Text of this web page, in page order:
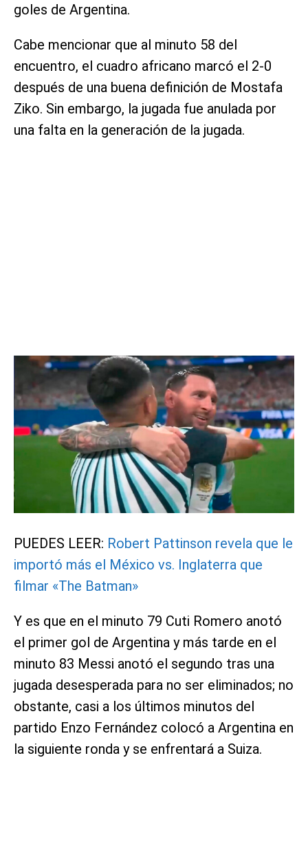
goles de Argentina.
Cabe mencionar que al minuto 58 del
encuentro, el cuadro africano marcó el 2-0
después de una buena definición de Mostafa
Ziko. Sin embargo, la jugada fue anulada por
una falta en la generación de la jugada.
PUEDES LEER: Robert Pattinson revela que le
importó más el México vs. Inglaterra que
filmar «The Batman»
Y es que en el minuto 79 Cuti Romero anotó
el primer gol de Argentina y más tarde en el
minuto 83 Messi anotó el segundo tras una
jugada desesperada para no ser eliminados; no
obstante, casi a los últimos minutos del
partido Enzo Fernández colocó a Argentina en
la siguiente ronda y se enfrentará a Suiza.